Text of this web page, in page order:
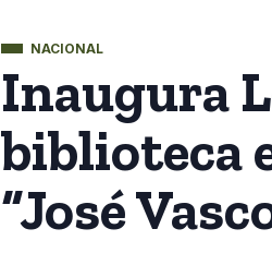
NACIONAL
Inaugura
biblioteca
“José